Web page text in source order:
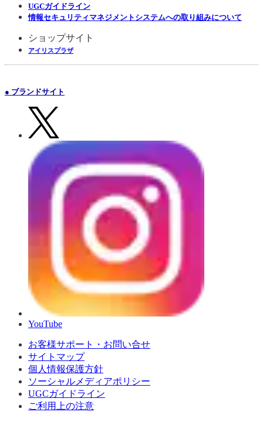
UGCガイドライン
情報セキュリティマネジメントシステムへの取り組みについて
ショップサイト
アイリスプラザ
● ブランドサイト
YouTube
お客様サポート・お問い合せ
サイトマップ
個人情報保護方針
ソーシャルメディアポリシー
UGCガイドライン
ご利用上の注意